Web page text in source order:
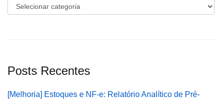
Categorias
Posts Recentes
[Melhoria] Estoques e NF-e: Relatório Analítico de Pré-